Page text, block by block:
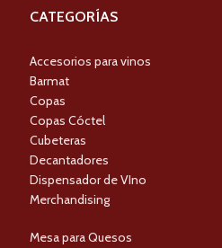
CATEGORÍAS
Accesorios para vinos
Barmat
Copas
Copas Cóctel
Cubeteras
Decantadores
Dispensador de VIno
Merchandising
Mesa para Quesos